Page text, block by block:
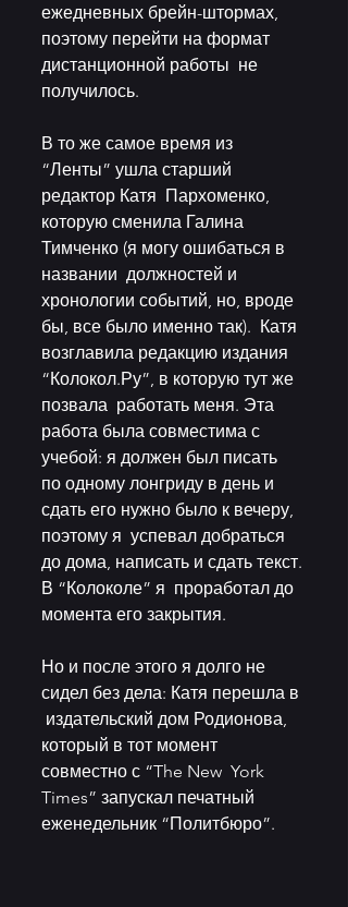
ежедневных брейн-штормах,
поэтому перейти на формат
дистанционной работы  не
получилось.
В то же самое время из
“Ленты” ушла старший
редактор Катя  Пархоменко,
которую сменила Галина
Тимченко (я могу ошибаться в
названии  должностей и
хронологии событий, но, вроде
бы, все было именно так).  Катя
возглавила редакцию издания
“Колокол.Ру”, в которую тут же
позвала  работать меня. Эта
работа была совместима с
учебой: я должен был писать
по одному лонгриду в день и
сдать его нужно было к вечеру,
поэтому я  успевал добраться
до дома, написать и сдать текст.
В “Колоколе” я  проработал до
момента его закрытия.
Но и после этого я долго не
сидел без дела: Катя перешла в
издательский дом Родионова,
который в тот момент
совместно с “The New  York
Times” запускал печатный
еженедельник “Политбюро”.